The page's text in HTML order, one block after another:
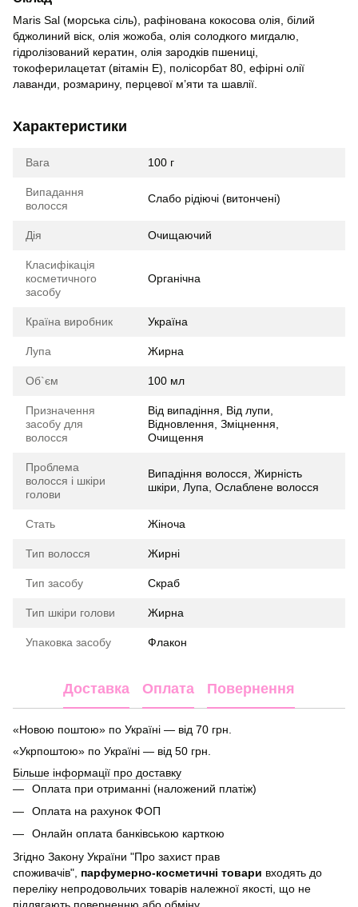
Maris Sal (морська сіль), рафінована кокосова олія, білий
бджолиний віск, олія жожоба, олія солодкого мигдалю,
гідролізований кератин, олія зародків пшениці,
токоферилацетат (вітамін Е), полісорбат 80, ефірні олії
лаванди, розмарину, перцевої м’яти та шавлії.
Характеристики
Вага 100 г
Випадання
волосся
Слабо рідіючі (витончені)
Дія Очищаючий
Класифікація
косметичного
засобу
Органічна
Країна виробник Україна
Лупа Жирна
Об`єм 100 мл
Призначення
засобу для
волосся
Від випадіння, Від лупи,
Відновлення, Зміцнення,
Очищення
Проблема
волосся і шкіри
голови
Випадіння волосся, Жирність
шкіри, Лупа, Ослаблене волосся
Стать Жіноча
Тип волосся Жирні
Тип засобу Скраб
Тип шкіри голови Жирна
Упаковка засобу Флакон
Доставка Оплата Повернення
«Новою поштою» по Україні — від 70 грн.
«Укрпоштою» по Україні — від 50 грн.
Більше інформації про доставку
Оплата при отриманні (наложений платіж)
Оплата на рахунок ФОП
Онлайн оплата банківською карткою
Згідно Закону України "Про захист прав
споживачів", парфумерно-косметичні товари входять до
переліку непродовольчих товарів належної якості, що не